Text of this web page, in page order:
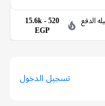
520 - 15.6k
EGP
تسجيل الدخول